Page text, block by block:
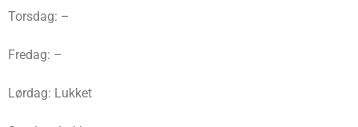
Torsdag: –
Fredag: –
Lørdag: Lukket